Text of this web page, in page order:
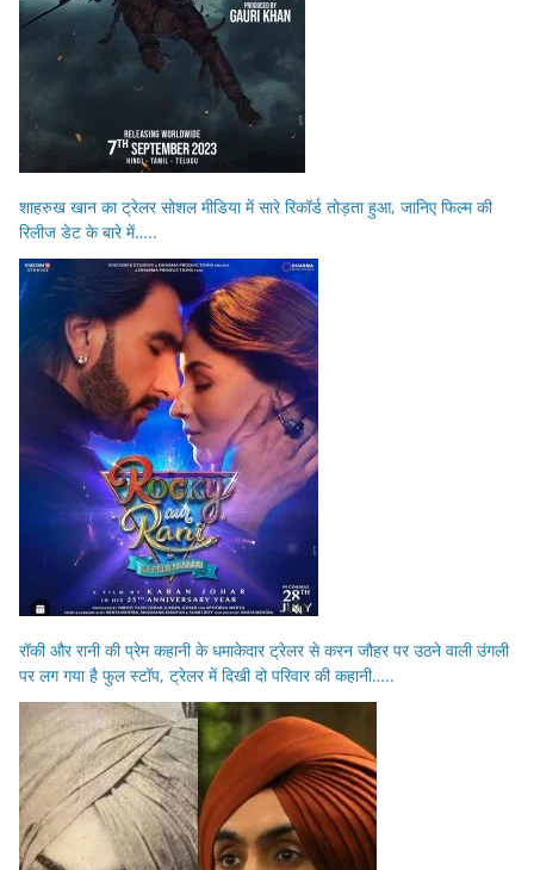
शाहरुख खान का ट्रेलर सोशल मीडिया में सारे रिकॉर्ड तोड़ता हुआ, जानिए फिल्म की
रिलीज डेट के बारे में…..
रॉकी और रानी की प्रेम कहानी के धमाकेदार ट्रेलर से करन जौहर पर उठने वाली उंगली
पर लग गया है फुल स्टॉप, ट्रेलर में दिखी दो परिवार की कहानी…..